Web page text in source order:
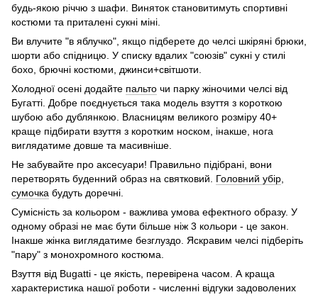
будь-якою річчю з шафи. Виняток становитимуть спортивні
костюми та приталені сукні міні.
Ви влучите "в яблучко", якщо підберете до челсі шкіряні брюки,
шорти або спідницю. У списку вдалих "союзів" сукні у стилі
бохо, брючні костюми, джинси+світшоти.
Холодної осені додайте пальто чи парку жіночими челсі від
Бугатті. Добре поєднується така модель взуття з короткою
шубою або дублянкою. Власницям великого розміру 40+
краще підбирати взуття з коротким носком, інакше, нога
виглядатиме довше та масивніше.
Не забувайте про аксесуари! Правильно підібрані, вони
перетворять буденний образ на святковий. Головний убір
сумочка будуть доречні.
Сумісність за кольором - важлива умова ефектного образу. У
одному образі не має бути більше ніж 3 кольори - це закон.
Інакше жінка виглядатиме безглуздо. Яскравим челсі підберіть
"пару" з монохромного костюма.
Взуття від Bugatti - це якість, перевірена часом. А краща
характеристика нашої роботи - численні відгуки задоволених